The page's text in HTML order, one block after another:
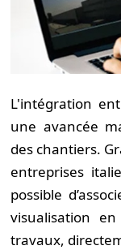
L'intégration
une avancée
des chantiers.
entreprises
possible
visualisation
travaux,